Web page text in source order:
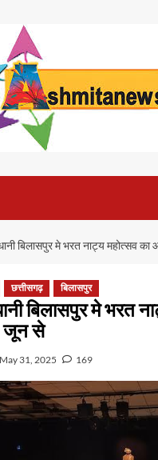
बिलासपुर मे भरत नाट्य महोत्सव
छत्तीसगढ़ बिलासपुर
बिलासपुर मे भरत
जून से
May 31, 2025 169